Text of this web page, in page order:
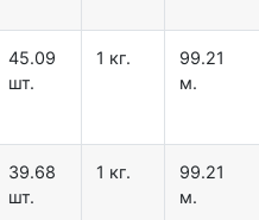
45.09
шт.
1 кг.
99.21
м.
39.68
шт.
1 кг.
99.21
м.